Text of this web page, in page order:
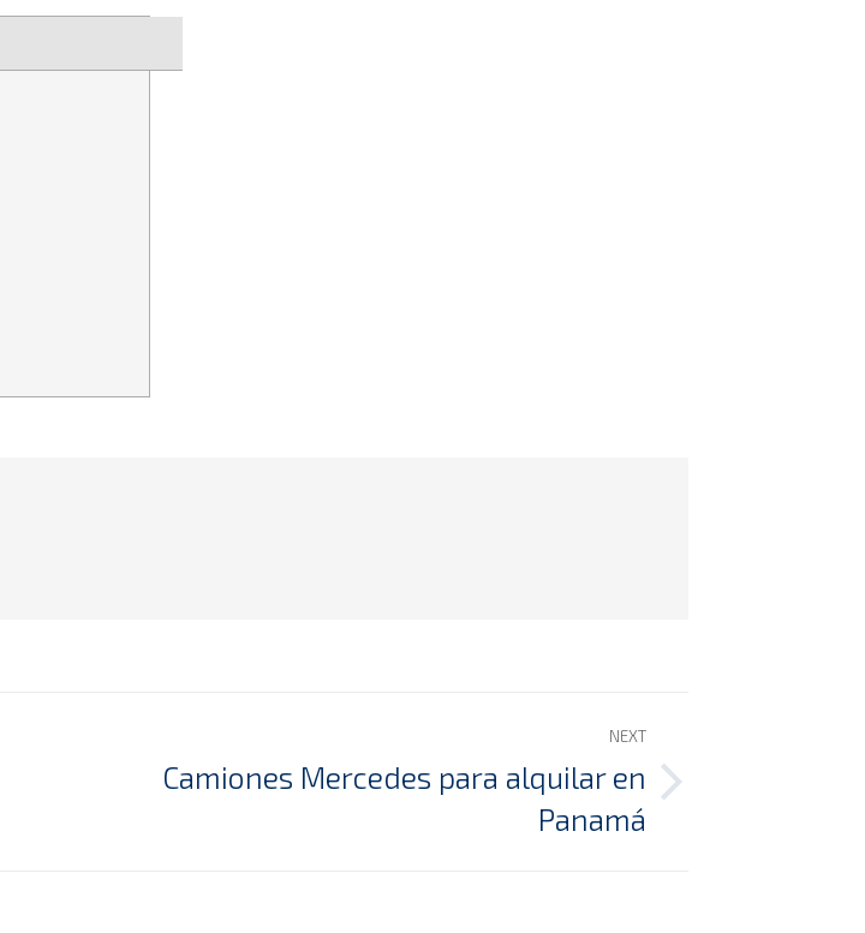
NEXT
Camiones Mercedes para alquilar en
Panamá